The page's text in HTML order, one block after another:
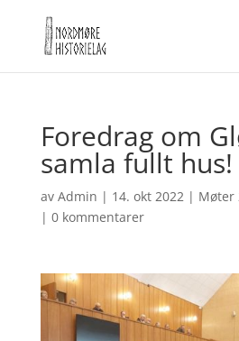
Foredrag om
samla fullt hus!
av Admin | 14. okt 2022| Møter
| 0 kommentarer